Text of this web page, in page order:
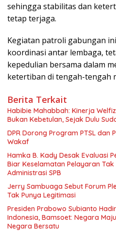
sehingga stabilitas dan
tetap terjaga.
Kegiatan patroli gabungan
koordinasi antar lembaga,
kepedulian bersama dalam
ketertiban di tengah-tengah
Berita Terkait
Habibie Mahabbah: Kinerja
Bukan Kebetulan, Sejak Dulu
DPR Dorong Program PTSL dan
Wakaf
Hamka B. Kady Desak Evaluasi
Biar Keselamatan Pelayaran
Administrasi SPB
Jerry Sambuaga Sebut Forum
Tak Punya Legitimasi
Presiden Prabowo Subianto
Indonesia, Bamsoet: Negara
Negara Bersatu